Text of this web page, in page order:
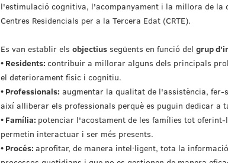
l'estimulació cognitiva, l'acompanyament i la millora de la
Centres Residencials per a la Tercera Edat (CRTE).
Es van establir els objectiussegüents en funció del grup
• Residents: contribuir a millorar alguns dels principals
el deteriorament físic i cognitiu.
• Professionals: augmentar la qualitat de l'assistència, fer-
així alliberar els professionals perquè es puguin dedicar a
• Família: potenciar l'acostament de les famílies tot
permetin interactuar i ser més presents.
• Procés: aprofitar, de manera intel·ligent, tota la